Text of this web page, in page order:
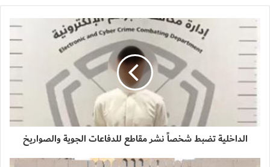
الداخلية تضبط شخصاً نشر مقاطع للدفاعات الجوية والصواريخ